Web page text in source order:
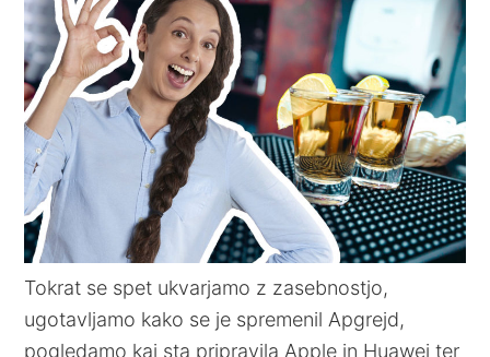
Tokrat se spet ukvarjamo z zasebnostjo,
ugotavljamo kako se je spremenil Apgrejd,
pogledamo kaj sta pripravila Apple in Huawei ter